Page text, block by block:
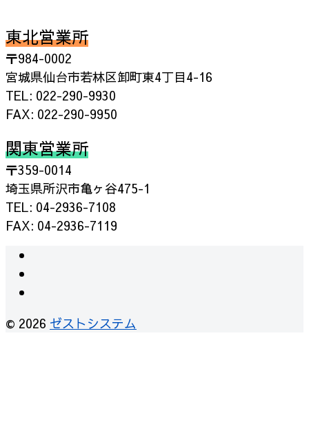
東北営業所
〒984-0002
宮城県仙台市若林区卸町東4丁目4-16
TEL: 022-290-9930
FAX: 022-290-9950
関東営業所
〒359-0014
埼玉県所沢市亀ヶ谷475-1
TEL: 04-2936-7108
FAX: 04-2936-7119
© 2026 ゼストシステム